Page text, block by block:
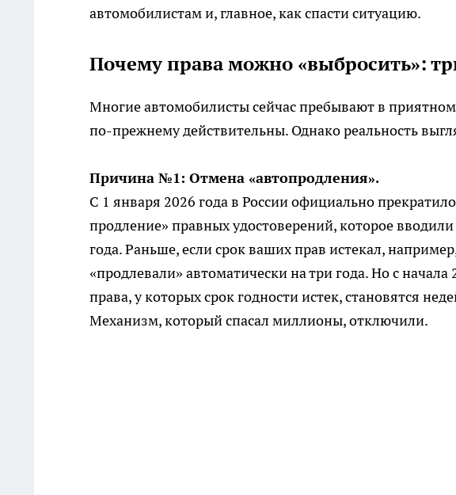
автомобилистам и, главное, как спасти ситуацию.
Почему права можно «выбросить»:
Многие автомобилисты сейчас пребывают в
по-прежнему действительны. Однако реальность
Причина №1: Отмена «автопродления».
С 1 января 2026 года в России официально
продление» правных удостоверений, которое
года. Раньше, если срок ваших прав истекал,
«продлевали» автоматически на три года. Но с
права, у которых срок годности истек, становятся
Механизм, который спасал миллионы, отключили.